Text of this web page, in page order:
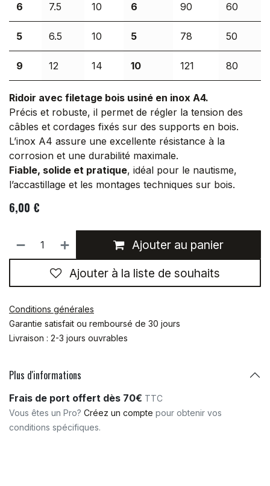
6 7.5 10 6 90 60
5 6.5 10 5 78 50
9 12 14 10 121 80
Ridoir avec filetage bois usiné en inox A4.
Précis et robuste, il permet de régler la tension des
câbles et cordages fixés sur des supports en bois.
L’inox A4 assure une excellente résistance à la
corrosion et une durabilité maximale.
Fiable, solide et pratique, idéal pour le nautisme,
l’accastillage et les montages techniques sur bois.
6,00 €
Ajouter au panier
Ajouter à la liste de souhaits
Conditions générales
Garantie satisfait ou remboursé de 30 jours
Livraison : 2-3 jours ouvrables
Plus d'informations
Frais de port offert dès 70€ TTC
Vous êtes un Pro? Créez un compte pour obtenir vos
conditions spécifiques.